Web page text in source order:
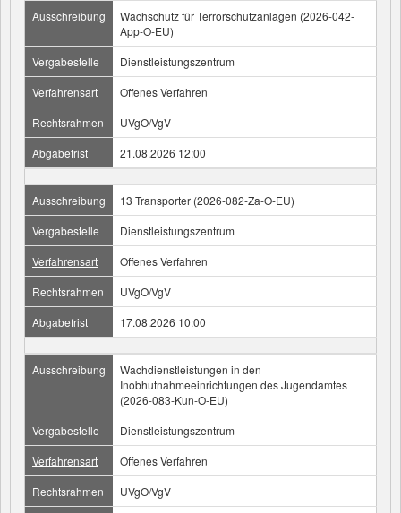
Ausschreibung
Wachschutz für Terrorschutzanlagen (2026-042-
App-O-EU)
Vergabestelle
Dienstleistungszentrum
Verfahrensart
Offenes Verfahren
Rechtsrahmen
UVgO/VgV
Abgabefrist
21.08.2026 12:00
Ausschreibung
13 Transporter (2026-082-Za-O-EU)
Vergabestelle
Dienstleistungszentrum
Verfahrensart
Offenes Verfahren
Rechtsrahmen
UVgO/VgV
Abgabefrist
17.08.2026 10:00
Ausschreibung
Wachdienstleistungen in den
Inobhutnahmeeinrichtungen des Jugendamtes
(2026-083-Kun-O-EU)
Vergabestelle
Dienstleistungszentrum
Verfahrensart
Offenes Verfahren
Rechtsrahmen
UVgO/VgV